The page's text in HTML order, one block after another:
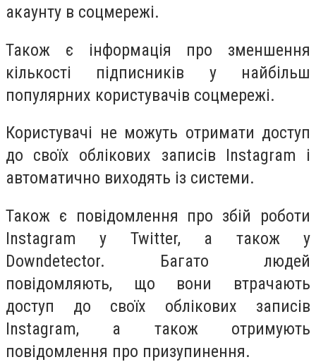
акаунту в соцмережі.
Також є інформація про зменшення
кількості підписників у найбільш
популярних користувачів соцмережі.
Користувачі не можуть отримати доступ
до своїх облікових записів Instagram і
автоматично виходять із системи.
Також є повідомлення про збій роботи
Instagram у Twitter, а також у
Downdetector. Багато людей
повідомляють, що вони втрачають
доступ до своїх облікових записів
Instagram, а також отримують
повідомлення про призупинення.